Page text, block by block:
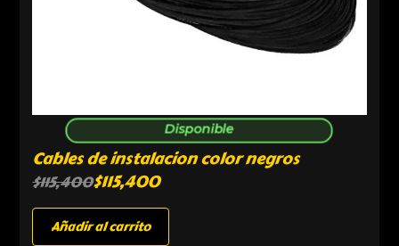
Disponible
Cables de instalacion color negros
$115,400$115,400
Añadir al carrito